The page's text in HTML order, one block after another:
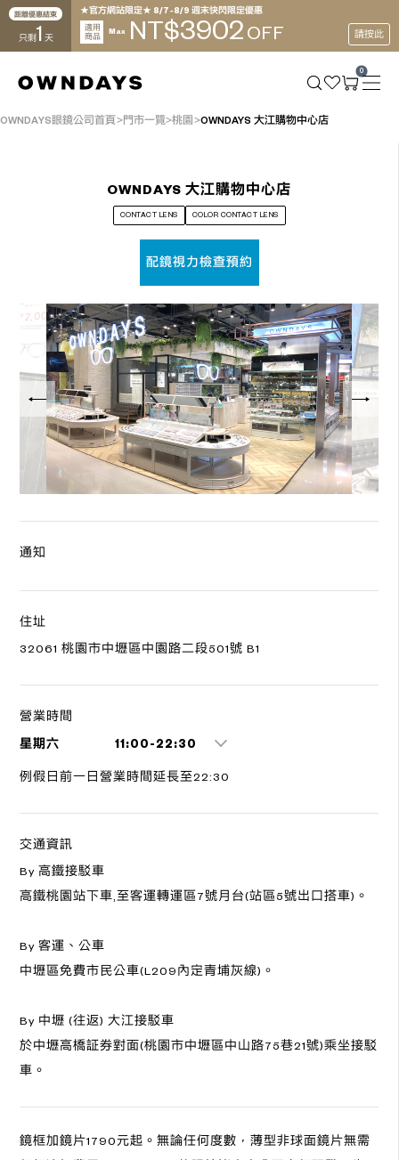
距離優惠結束
只剩1 天
★官方網站限定★ 8/7~8/9 週末快閃限定優惠
適用
商品
Max NT$3902 OFF 請按此
0
OWNDAYS眼鏡公司首頁 門市一覽 桃園 OWNDAYS 大江購物中心店
OWNDAYS 大江購物中心店
CONTACT LENS COLOR CONTACT LENS
配鏡視力檢查預約
通知
住址
32061 桃園市中壢區中園路二段501號 B1
營業時間
星期六 11:00-22:30
例假日前一日營業時間延長至22:30
交通資訊
By 高鐵接駁車
高鐵桃園站下車,至客運轉運區7號月台(站區5號出口搭車)。
By 客運、公車
中壢區免費市民公車(L209內定青埔灰線)。
By 中壢 (往返) 大江接駁車
於中壢高橋証券對面(桃園市中壢區中山路75巷21號)乘坐接駁
車。
鏡框加鏡片1790元起。無論任何度數，薄型非球面鏡片無需